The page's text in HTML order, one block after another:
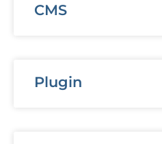
CMS
Plugin